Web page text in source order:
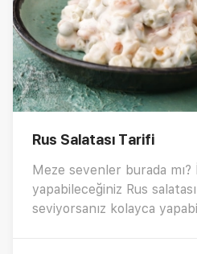
Rus Salatası Tarifi
Meze sevenler burada
yapabileceğiniz Rus
seviyorsanız kolayca